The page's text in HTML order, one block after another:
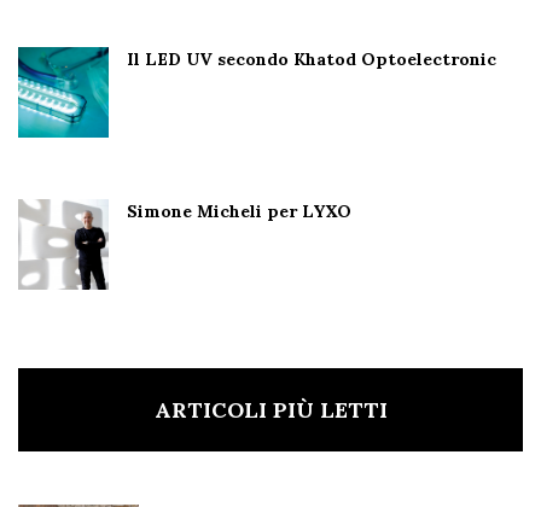
Il LED UV secondo Khatod Optoelectronic
Simone Micheli per LYXO
ARTICOLI PIÙ LETTI